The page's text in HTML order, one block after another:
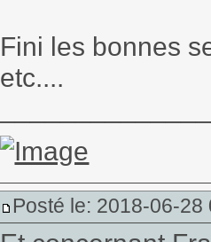
Fini les bonnes
etc....
Posté le: 2018-06-28